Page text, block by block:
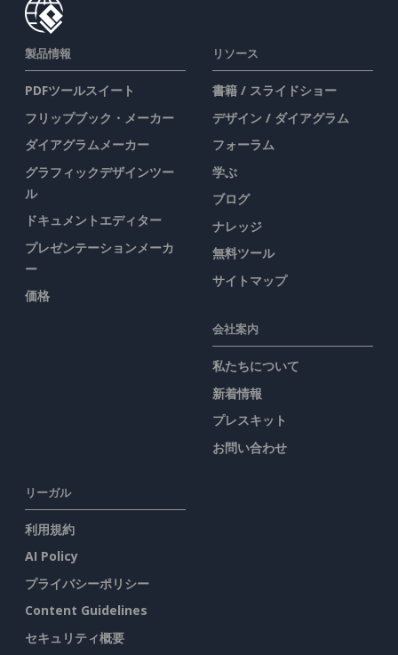
製品情報
PDFツールスイート
フリップブック・メーカー
ダイアグラムメーカー
グラフィックデザインツー
ル
ドキュメントエディター
プレゼンテーションメーカ
ー
価格
リソース
書籍 / スライドショー
デザイン / ダイアグラム
フォーラム
学ぶ
ブログ
ナレッジ
無料ツール
サイトマップ
会社案内
私たちについて
新着情報
プレスキット
お問い合わせ
リーガル
利用規約
AI Policy
プライバシーポリシー
Content Guidelines
セキュリティ概要